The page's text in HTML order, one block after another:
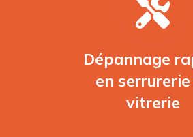
Dépannage
en
vitrerie